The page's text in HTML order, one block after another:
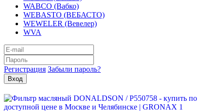
WABCO (Вабко)
WEBASTO (ВЕБАСТО)
WEWELER (Вевелер)
WVA
Регистрация Забыли пароль?